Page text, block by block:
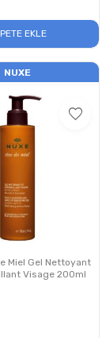
EKLE
NUXE
Miel Gel Nettoyant
Visage 200ml